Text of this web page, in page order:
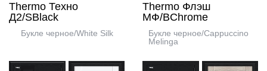
Thermo Техно
Д2/SBlack
Букле черное/White Silk
Thermo Флэш
МФ/BChrome
Букле черное/Cappuccino
Melinga